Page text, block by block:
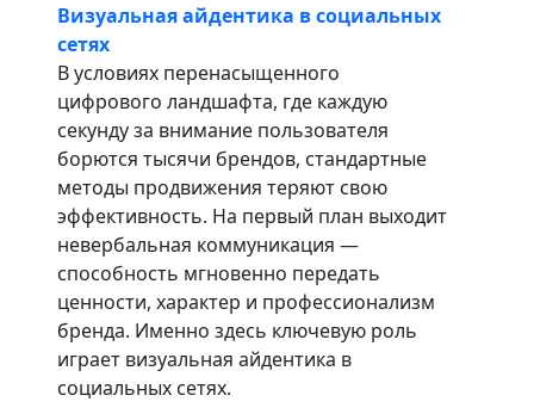
Визуальная айдентика в социальных
сетях
В условиях перенасыщенного
цифрового ландшафта, где каждую
секунду за внимание пользователя
борются тысячи брендов, стандартные
методы продвижения теряют свою
эффективность. На первый план выходит
невербальная коммуникация —
способность мгновенно передать
ценности, характер и профессионализм
бренда. Именно здесь ключевую роль
играет визуальная айдентика в
социальных сетях.